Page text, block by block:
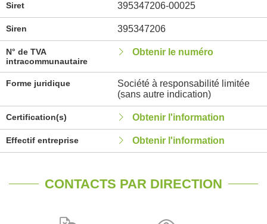
Siret 395347206-00025
Siren 395347206
N° de TVA
intracommunautaire
Obtenir le numéro
Forme juridique
Société à responsabilité limitée
(sans autre indication)
Certification(s) Obtenir l'information
Effectif entreprise Obtenir l'information
CONTACTS PAR DIRECTION